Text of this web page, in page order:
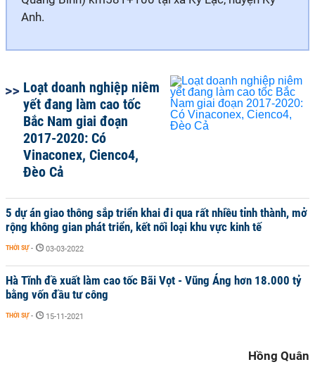
Anh.
Loạt doanh nghiệp niêm
yết đang làm cao tốc
Bắc Nam giai đoạn
2017-2020: Có
Vinaconex, Cienco4,
Đèo Cả
5 dự án giao thông sắp triển khai đi qua rất nhiều tỉnh thành, mở
rộng không gian phát triển, kết nối loại khu vực kinh tế
THỜI SỰ - 03-03-2022
Hà Tĩnh đề xuất làm cao tốc Bãi Vọt - Vũng Áng hơn 18.000 tỷ
bằng vốn đầu tư công
THỜI SỰ - 15-11-2021
Hồng Quân